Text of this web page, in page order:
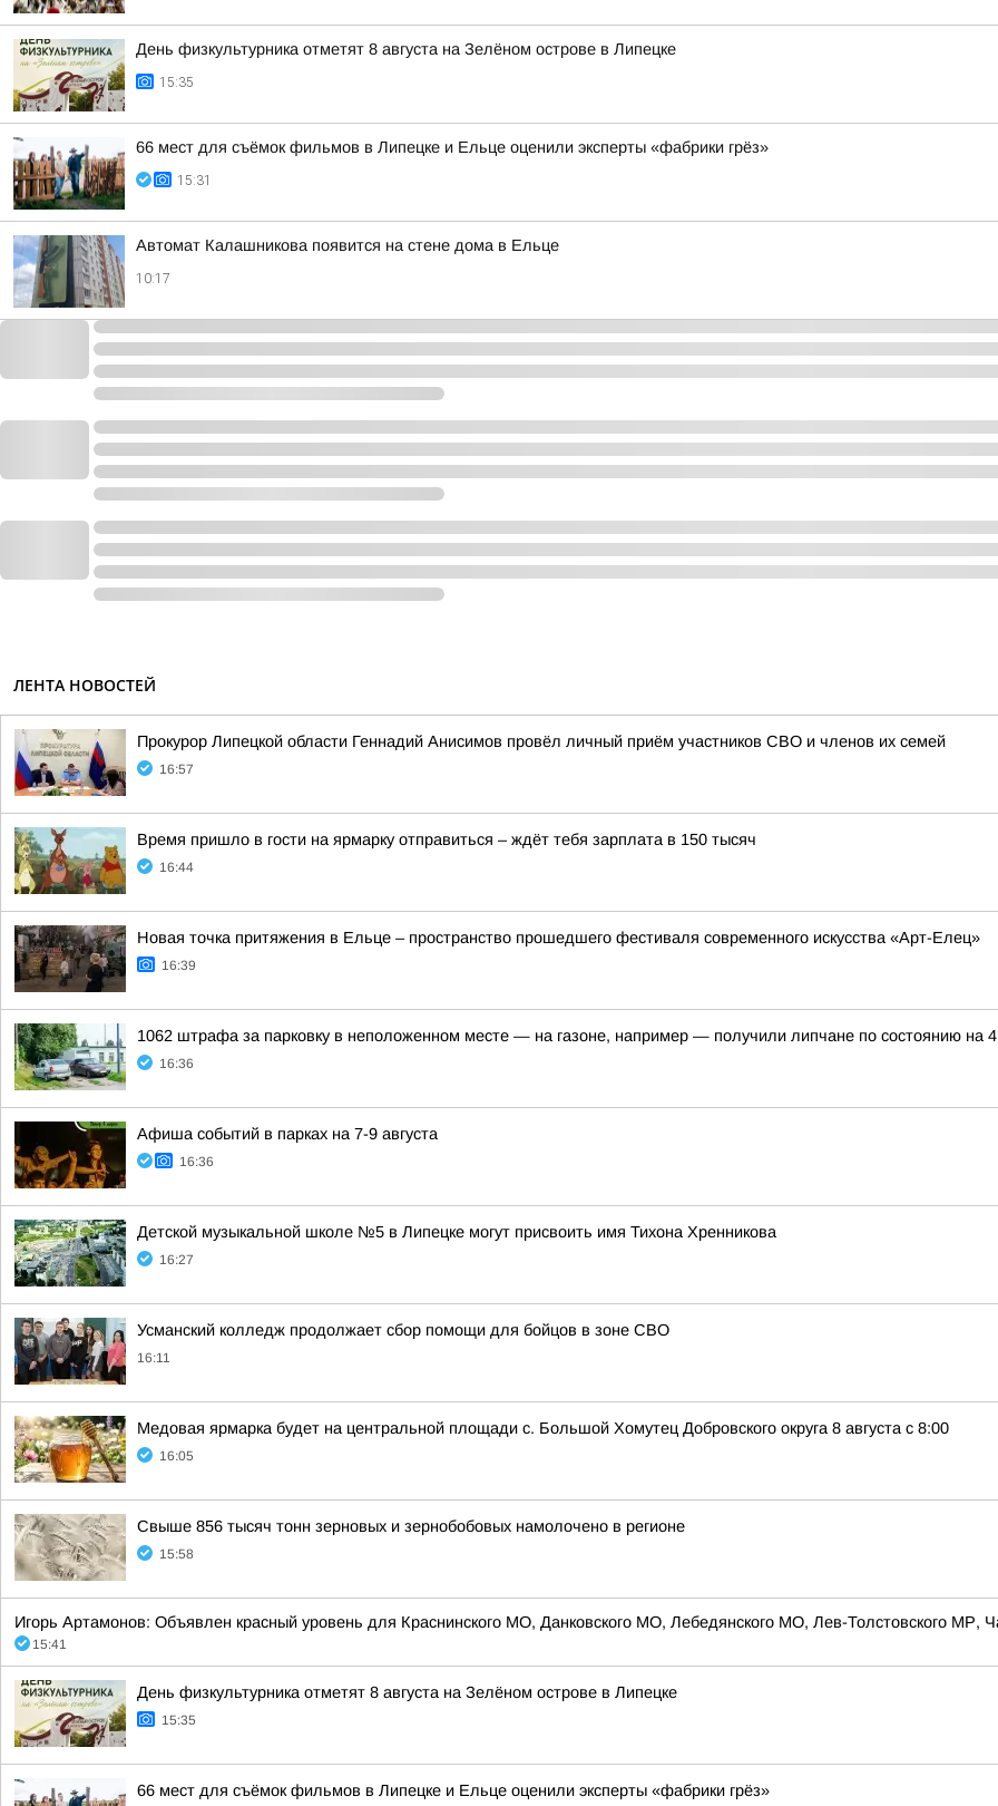
День физкультурника отметят 8 августа на Зелёном острове в Липецке
15:35
66 мест для съёмок фильмов в Липецке и Ельце оценили эксперты «фабрики грёз»
15:31
Автомат Калашникова появится на стене дома в Ельце
10:17
ЛЕНТА НОВОСТЕЙ
Прокурор Липецкой области Геннадий Анисимов провёл личный приём участников СВО и членов их семей
16:57
Время пришло в гости на ярмарку отправиться – ждёт тебя зарплата в 150 тысяч
16:44
Новая точка притяжения в Ельце – пространство прошедшего фестиваля современного искусства «Арт-Елец»
16:39
1062 штрафа за парковку в неположенном месте — на газоне, например — получили липчане по состоянию на 4
16:36
Афиша событий в парках на 7-9 августа
16:36
Детской музыкальной школе №5 в Липецке могут присвоить имя Тихона Хренникова
16:27
Усманский колледж продолжает сбор помощи для бойцов в зоне СВО
16:11
Медовая ярмарка будет на центральной площади с. Большой Хомутец Добровского округа 8 августа с 8:00
16:05
Свыше 856 тысяч тонн зерновых и зернобобовых намолочено в регионе
15:58
Игорь Артамонов: Объявлен красный уровень для Краснинского МО, Данковского МО, Лебедянского МО, Лев-Толстовского МР,
15:41
День физкультурника отметят 8 августа на Зелёном острове в Липецке
15:35
66 мест для съёмок фильмов в Липецке и Ельце оценили эксперты «фабрики грёз»